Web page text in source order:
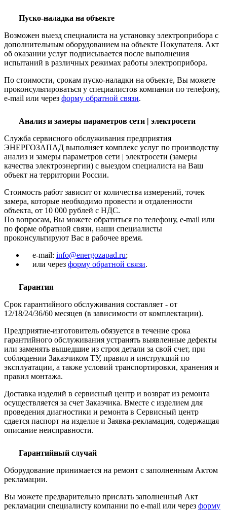
Пуско-наладка на объекте
Возможен выезд специалиста на установку электроприбора с
дополнительным оборудованием на объекте Покупателя. Акт
об оказании услуг подписывается после выполнения
испытаний в различных режимах работы электроприбора.
По стоимости, срокам пуско-наладки на объекте, Вы можете
проконсультироваться у специалистов компании по телефону,
e-mail или через форму обратной связи.
Анализ и замеры параметров сети | электросети
Служба сервисного обслуживания предприятия
ЭНЕРГОЗАПАД выполняет комплекс услуг по производству
анализ и замеры параметров сети | электросети (замеры
качества электроэнергии) с выездом специалиста на Ваш
объект на территории России.
Стоимость работ зависит от количества измерений, точек
замера, которые необходимо провести и отдаленности
объекта, от 10 000 рублей с НДС.
По вопросам, Вы можете обратиться по телефону, e-mail или
по форме обратной связи, наши специалисты
проконсультируют Вас в рабочее время.
e-mail: info@energozapad.ru;
или через форму обратной связи.
Гарантия
Срок гарантийного обслуживания составляет - от
12/18/24/36/60 месяцев (в зависимости от комплектации).
Предприятие-изготовитель обязуется в течение срока
гарантийного обслуживания устранять выявленные дефекты
или заменять вышедшие из строя детали за свой счет, при
соблюдении Заказчиком ТУ, правил и инструкций по
эксплуатации, а также условий транспортировки, хранения и
правил монтажа.
Доставка изделий в сервисный центр и возврат из ремонта
осуществляется за счет Заказчика. Вместе с изделием для
проведения диагностики и ремонта в Сервисный центр
сдается паспорт на изделие и Заявка-рекламация, содержащая
описание неисправности.
Гарантийный случай
Оборудование принимается на ремонт с заполненным Актом
рекламации.
Вы можете предварительно прислать заполненный Акт
рекламации специалисту компании по e-mail или через форму